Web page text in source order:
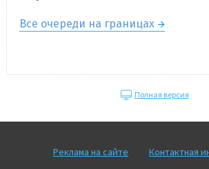
Все очереди на границах
Полная версия
Реклама на сайте Контактная